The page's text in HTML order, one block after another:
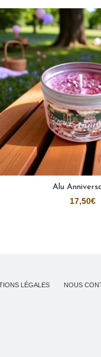
AJOUTER AU
Alu
17,50€
LÉGALES NOUS